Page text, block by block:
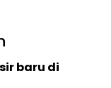
baru di